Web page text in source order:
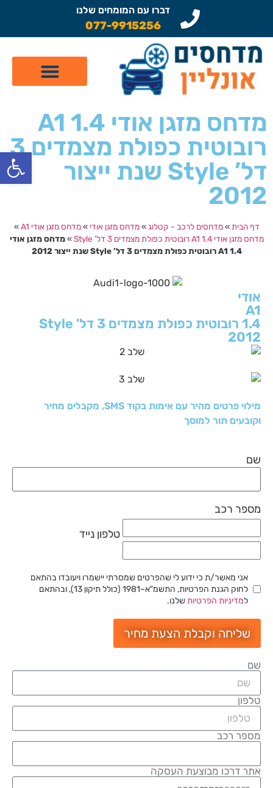
דברו עם המומחים שלנו
077-9915256
מדחס מזגן אודי A1 1.4
רובוטית כפולת מצמדים 3
דל’ Style שנת ייצור
2012
דף הבית »מדחסים לרכב - קטלוג »מדחס מזגן אודי »מדחס מזגן אודי A1
»
מדחס מזגן אודי A1 1.4 רובוטית כפולת מצמדים 3 דל’ Style
»מדחס מזגן אודי
A1 1.4 רובוטית כפולת מצמדים 3 דל’ Style שנת ייצור 2012
אודי
A1
1.4 רובוטית כפולת מצמדים 3 דל' Style
2012
מילוי פרטים מהיר עם אימות בקוד SMS, מקבלים מחיר
וקובעים תור למוסך
שם
מספר רכב
טלפון נייד
אני מאשר/ת כי ידוע לי שהפרטים שמסרתי יישמרו ויעובדו בהתאם
לחוק הגנת הפרטיות, התשמ"א–1981 (כולל תיקון 13), ובהתאם
למדיניות הפרטיות שלנו.
שליחה וקבלת הצעת מחיר
שם
טלפון
מספר רכב
אתר דרכו מבוצעת העסקה